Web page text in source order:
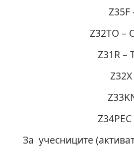
Z35F
Z32TO –
Z31R –
За учесниците